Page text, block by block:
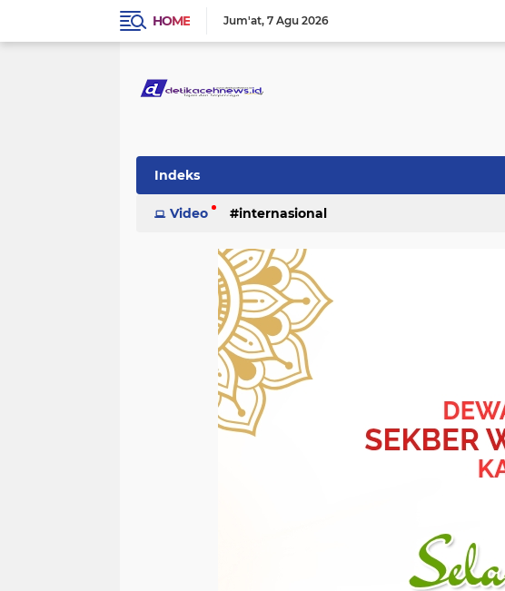
HOME Jum'at 7 Agu 2026
Indeks
Video internasional